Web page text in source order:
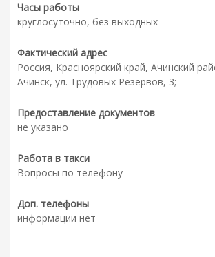
Часы работы
круглосуточно, без выходных
Фактический адрес
Россия, Красноярский край, Ачинский
Ачинск, ул. Трудовых Резервов, 3;
Предоставление документов
не указано
Работа в такси
Вопросы по телефону
Доп. телефоны
информации нет